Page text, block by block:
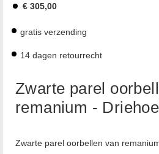
€ 305,00
gratis verzending
14 dagen retourrecht
Zwarte parel
remanium -
Zwarte parel oorbellen van